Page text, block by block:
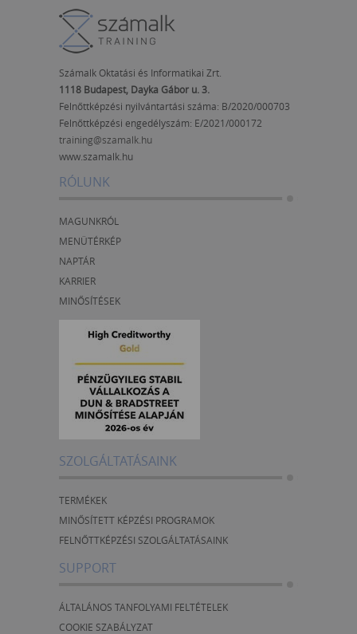
Számalk Oktatási és Informatikai Zrt.
1118 Budapest, Dayka Gábor u. 3.
Felnőttképzési nyilvántartási száma: B/2020/000703
Felnőttképzési engedélyszám: E/2021/000172
training@szamalk.hu
www.szamalk.hu
RÓLUNK
MAGUNKRÓL
MENÜTÉRKÉP
NAPTÁR
KARRIER
MINŐSÍTÉSEK
SZOLGÁLTATÁSAINK
TERMÉKEK
MINŐSÍTETT KÉPZÉSI PROGRAMOK
FELNŐTTKÉPZÉSI SZOLGÁLTATÁSAINK
SUPPORT
ÁLTALÁNOS TANFOLYAMI FELTÉTELEK
COOKIE SZABÁLYZAT